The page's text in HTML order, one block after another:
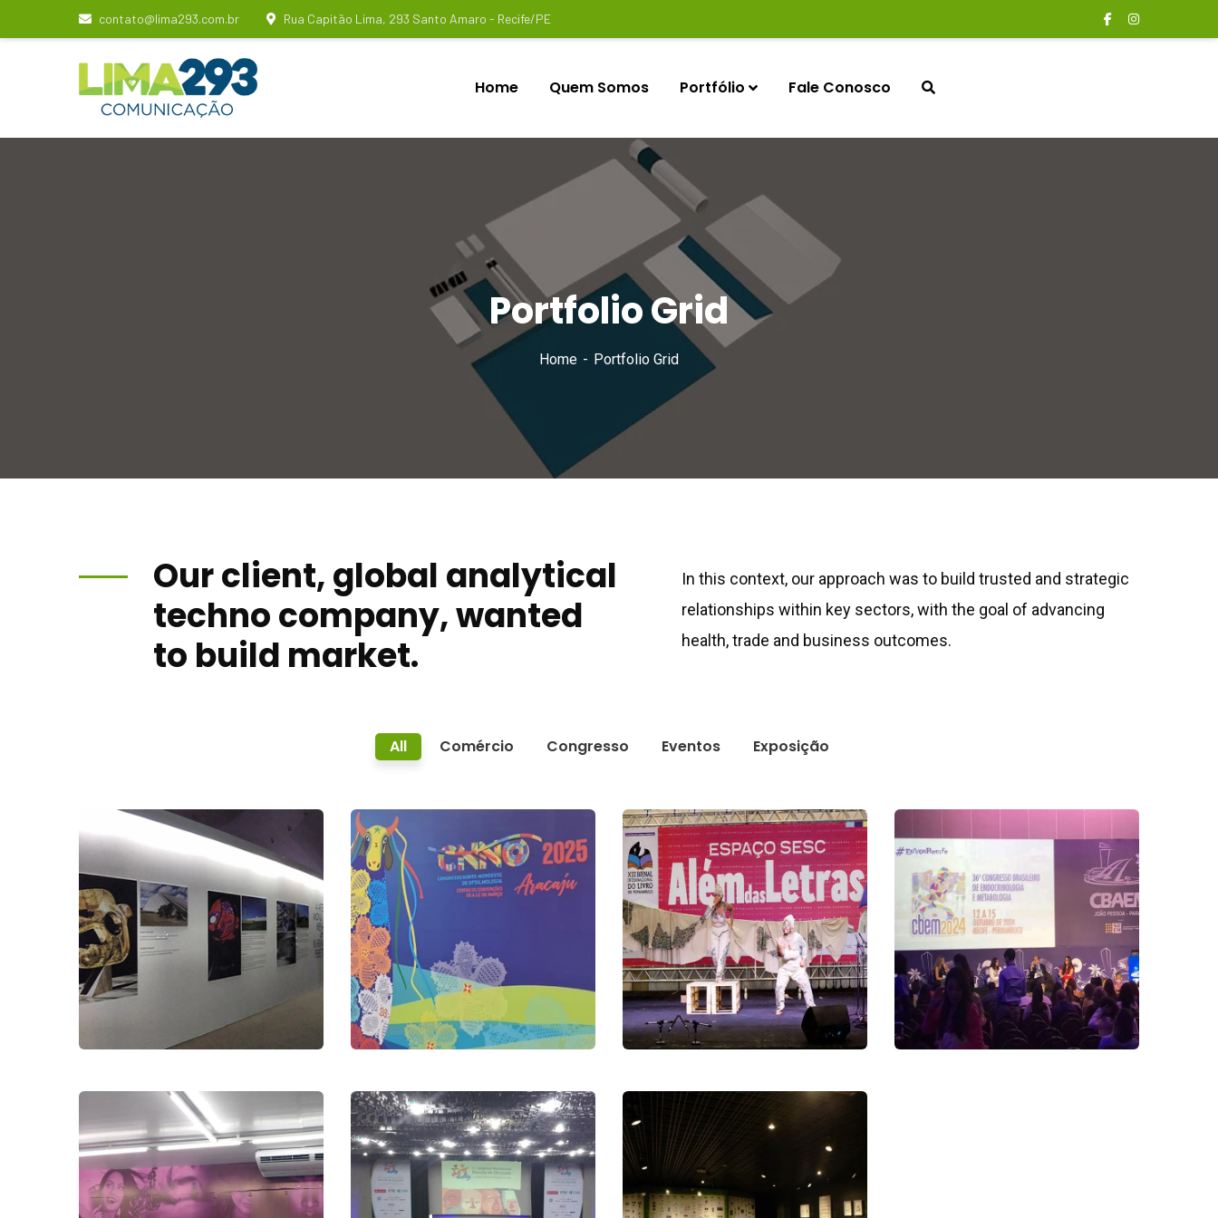
contato@lima293.com.br Rua Capitão Lima, 293 Santo Amaro - Recife/PE
Home Quem Somos Portfólio Fale Conosco
Portfolio Grid
Home Portfolio Grid
Our client, global analytical
techno company, wanted
to build market.
In this context, our approach was to build trusted and strategic
relationships within key sectors, with the goal of advancing
health, trade and business outcomes.
All Comércio Congresso Eventos Exposição
Exposição
Museu Nacional
de Brasília
CNNO 2025
Congresso
13ª Edição da
Bienal
Pernambuco
Eventos
CBAEM 2023
Congresso
5ª edição do
Congresso
A Natureza em